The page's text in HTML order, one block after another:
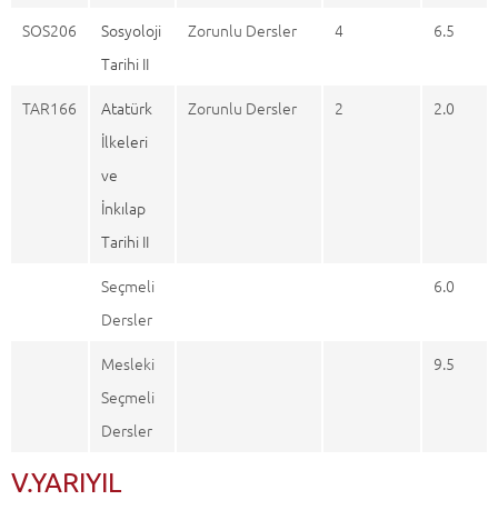
SOS206
Sosyoloji
Tarihi II
Zorunlu Dersler 4 6.5
TAR166
Atatürk
İlkeleri
ve
İnkılap
Tarihi II
Zorunlu Dersler 2 2.0
Seçmeli
Dersler
6.0
Mesleki
Seçmeli
Dersler
9.5
V.YARIYIL